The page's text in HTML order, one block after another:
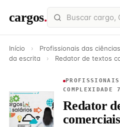
cargos.
Início › Profissionais das
da escrita
› Redator de textos
COMPLEXIDADE
Redator
comerciais